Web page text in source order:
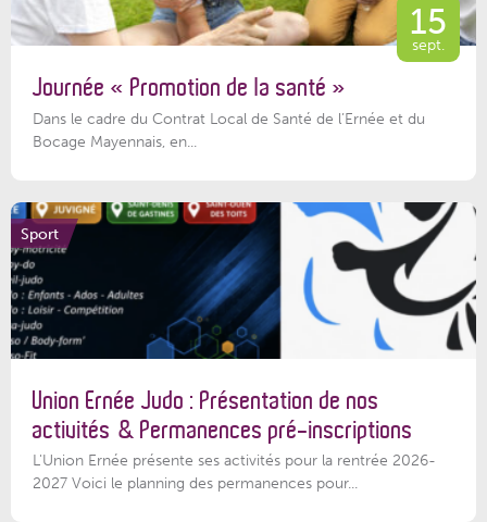
15
sept.
Journée « Promotion de la santé »
Dans le cadre du Contrat Local de Santé de l’Ernée et du
Bocage Mayennais, en...
Sport
Union Ernée Judo : Présentation de nos
activités & Permanences pré-inscriptions
L'Union Ernée présente ses activités pour la rentrée 2026-
2027 Voici le planning des permanences pour...